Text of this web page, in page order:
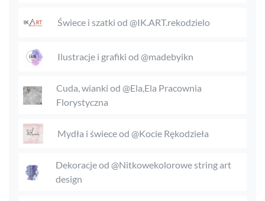
Świece i szatki od @IK.ART.rekodzielo
Ilustracje i grafiki od @madebyikn
Cuda, wianki od @Ela,Ela Pracownia
Florystyczna
Mydła i świece od @Kocie Rękodzieła
Dekoracje od @Nitkowekolorowe string art
design